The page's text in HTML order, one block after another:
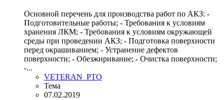
Основной перечень для производства работ по АКЗ: -
Подготовительные работы; - Требования к условиям
хранения ЛКМ; - Требования к условиям окружающей
среды при проведении АКЗ; - Подготовка поверхности
перед окрашиванием; - Устранение дефектов
поверхности; - Обезжиривание; - Очистка поверхности;
-...
VETERAN_PTO
Тема
07.02.2019